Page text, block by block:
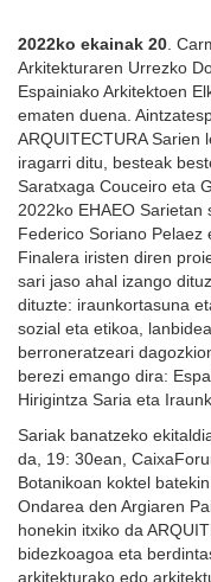
2022ko ekainak 20 .
Arkitekturaren Urrezko
Espainiako Arkitektoen
ematen duena.
ARQUITECTURA Sarien
iragarri ditu, besteak
Saratxaga Couceiro eta
2022ko EHAEO Sarietan
Federico Soriano Pelaez
Finalera iristen diren
sari jaso ahal izango
dituzte: iraunkortasuna
sozial eta etikoa,
berroneratzeari
berezi emango dira:
Hirigintza Saria eta
Sariak banatzeko
da, 19: 30ean,
Botanikoan koktel
Ondarea den Argiaren
honekin itxiko da
bidezkoagoa eta
arkitekturako edo